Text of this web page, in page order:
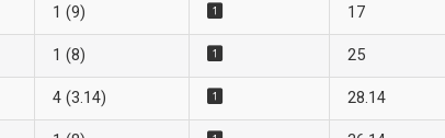
1 (9) 17
1 (8) 25
4 (3.14) 28.14